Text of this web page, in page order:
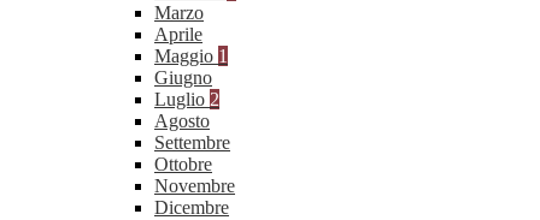
Marzo
Aprile
Maggio 1
Giugno
Luglio 2
Agosto
Settembre
Ottobre
Novembre
Dicembre